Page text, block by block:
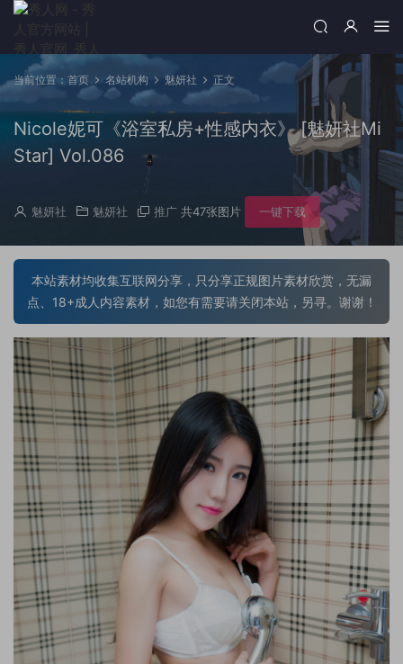
当前位置： 首页 名站机构 魅妍社 正文
Nicole妮可《浴室私房+性感内衣》 [魅妍社Mi
Star] Vol.086
魅妍社 魅妍社 推广 共47张图片 一键下载
本站素材均收集互联网分享，只分享正规图片素材欣赏，无漏
点、18+成人内容素材，如您有需要请关闭本站，另寻。谢谢！